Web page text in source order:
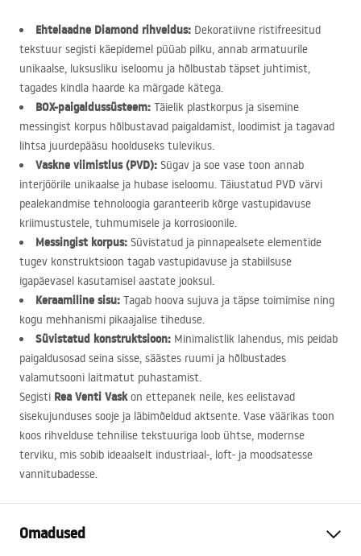
Ehtelaadne Diamond rihveldus: Dekoratiivne ristifreesitud
tekstuur segisti käepidemel püüab pilku, annab armatuurile
unikaalse, luksusliku iseloomu ja hõlbustab täpset juhtimist,
tagades kindla haarde ka märgade kätega.
BOX-paigaldussüsteem: Täielik plastkorpus ja sisemine
messingist korpus hõlbustavad paigaldamist, loodimist ja tagavad
lihtsa juurdepääsu hoolduseks tulevikus.
Vaskne viimistlus (PVD): Sügav ja soe vase toon annab
interjöörile unikaalse ja hubase iseloomu. Täiustatud PVD värvi
pealekandmise tehnoloogia garanteerib kõrge vastupidavuse
kriimustustele, tuhmumisele ja korrosioonile.
Messingist korpus: Süvistatud ja pinnapealsete elementide
tugev konstruktsioon tagab vastupidavuse ja stabiilsuse
igapäevasel kasutamisel aastate jooksul.
Keraamiline sisu: Tagab hoova sujuva ja täpse toimimise ning
kogu mehhanismi pikaajalise tiheduse.
Süvistatud konstruktsioon: Minimalistlik lahendus, mis peidab
paigaldusosad seina sisse, säästes ruumi ja hõlbustades
valamutsooni laitmatut puhastamist.
Segisti Rea Venti Vaskon ettepanek neile, kes eelistavad
sisekujunduses sooje ja läbimõeldud aktsente. Vase väärikas toon
koos rihvelduse tehnilise tekstuuriga loob ühtse, modernse
terviku, mis sobib ideaalselt industriaal-, loft- ja moodsatesse
vannitubadesse.
Omadused